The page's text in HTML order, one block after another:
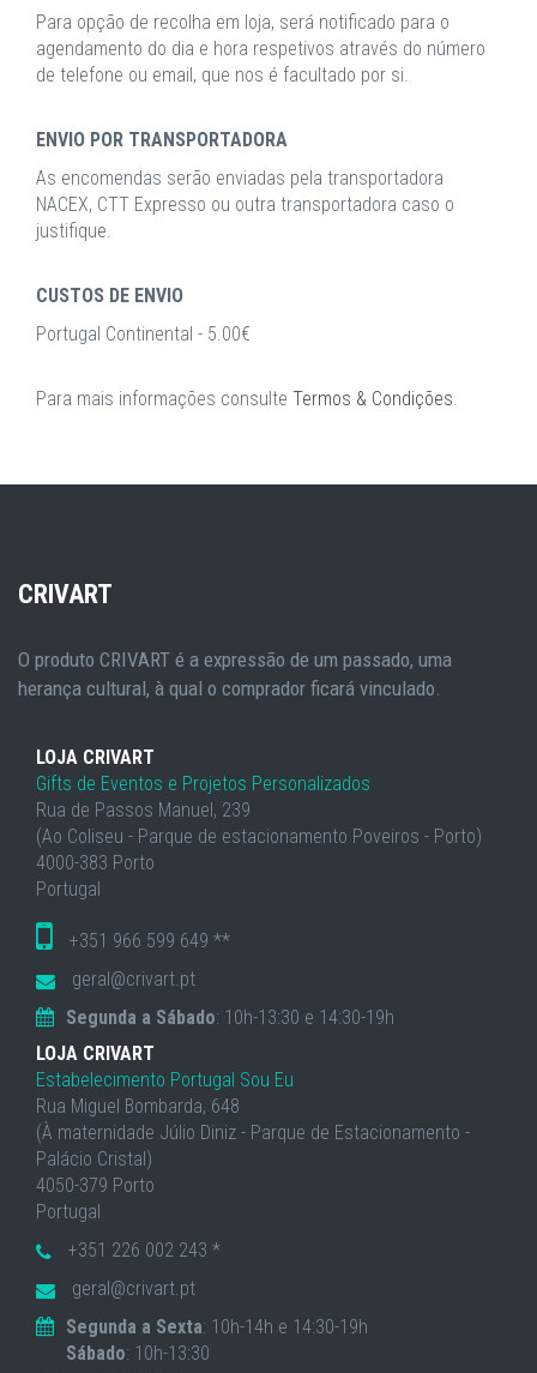
Para opção de recolha em loja, será notificado para o
agendamento do dia e hora respetivos através do número
de telefone ou email, que nos é facultado por si.
ENVIO POR TRANSPORTADORA
As encomendas serão enviadas pela transportadora
NACEX, CTT Expresso ou outra transportadora caso o
justifique.
CUSTOS DE ENVIO
Portugal Continental - 5.00€
Para mais informações consulte Termos & Condições.
CRIVART
O produto CRIVART é a expressão de um passado, uma
herança cultural, à qual o comprador ficará vinculado.
LOJA CRIVART
Gifts de Eventos e Projetos Personalizados
Rua de Passos Manuel, 239
(Ao Coliseu - Parque de estacionamento Poveiros - Porto)
4000-383 Porto
Portugal
+351 966 599 649 **
geral@crivart.pt
Segunda a Sábado: 10h-13:30 e 14:30-19h
LOJA CRIVART
Estabelecimento Portugal Sou Eu
Rua Miguel Bombarda, 648
(À maternidade Júlio Diniz - Parque de Estacionamento -
Palácio Cristal)
4050-379 Porto
Portugal
+351 226 002 243 *
geral@crivart.pt
Segunda a Sexta: 10h-14h e 14:30-19h
Sábado: 10h-13:30